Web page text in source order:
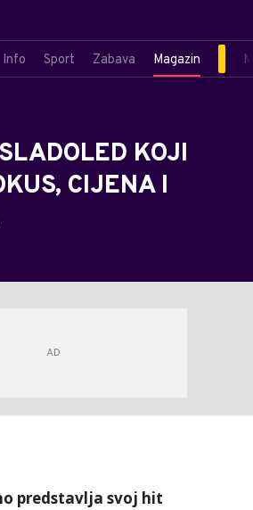
Info Sport Zabava Magazin
KOJI
CIJENA I
predstavlja svoj hit